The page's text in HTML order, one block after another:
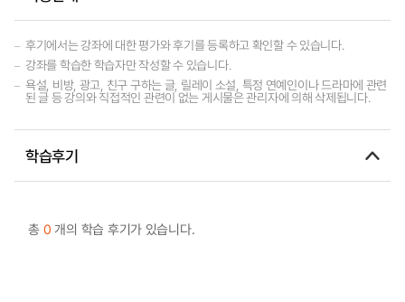
후기에서는 강좌에 대한 평가와 후기를 등록하고 확인할 수 있습니다.
강좌를 학습한 학습자만 작성할 수 있습니다.
욕설, 비방, 광고, 친구 구하는 글, 릴레이 소설, 특정 연예인이나 드라마에 관련
된 글 등 강의와 직접적인 관련이 없는 게시물은 관리자에 의해 삭제됩니다.
학습후기
총 0 개의 학습 후기가 있습니다.